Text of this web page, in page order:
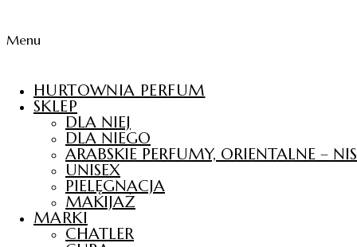
Menu
HURTOWNIA PERFUM
SKLEP
DLA NIEJ
DLA NIEGO
ARABSKIE PERFUMY, ORIENTALNE –
UNISEX
PIELĘGNACJA
MAKIJAŻ
MARKI
CHATLER